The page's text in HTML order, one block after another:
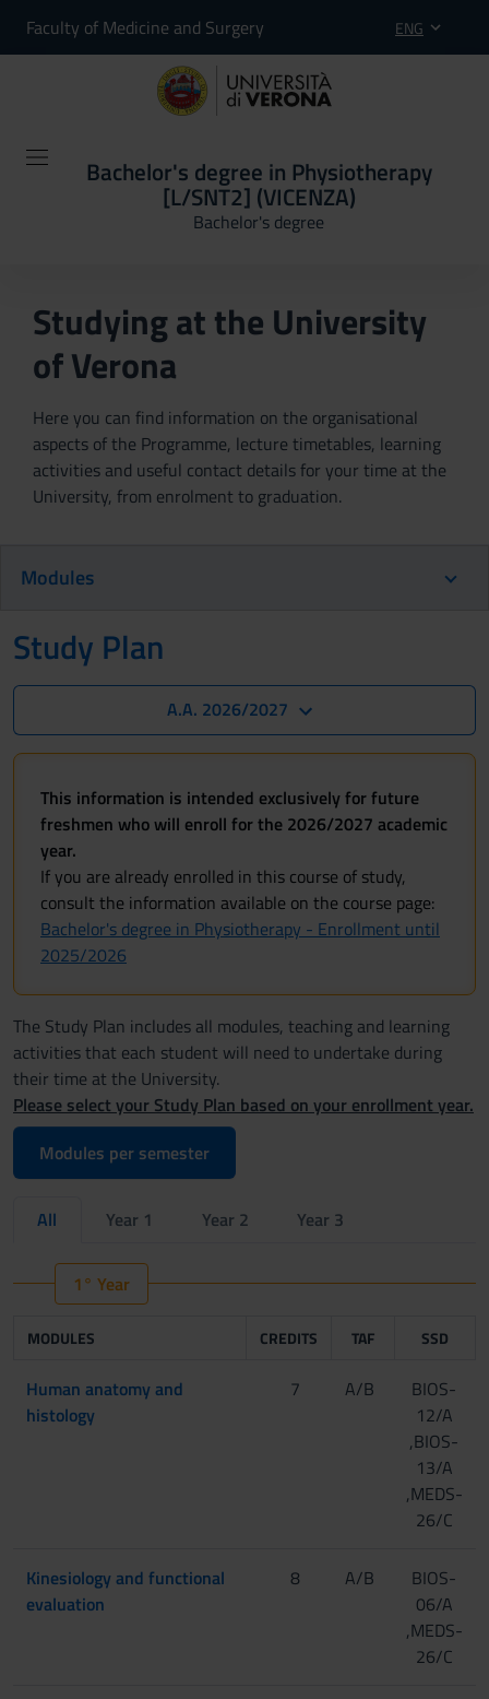
Faculty of Medicine and Surgery ENG
Bachelor's degree in Physiotherapy
[L/SNT2] (VICENZA)
Bachelor's degree
Studying at the University
of Verona
Here you can find information on the organisational
aspects of the Programme, lecture timetables, learning
activities and useful contact details for your time at the
University, from enrolment to graduation.
Modules
Study Plan
A.A. 2026/2027
This information is intended exclusively for future
freshmen who will enroll for the 2026/2027 academic
year.
If you are already enrolled in this course of study,
consult the information available on the course page:
Bachelor's degree in Physiotherapy - Enrollment until
2025/2026
The Study Plan includes all modules, teaching and learning
activities that each student will need to undertake during
their time at the University.
Please select your Study Plan based on your enrollment year.
Modules per semester
All Year 1 Year 2 Year 3
1° Year
MODULES CREDITS TAF SSD
Human anatomy and
histology
7 A/B
BIOS-
12/A
,BIOS-
13/A
,MEDS-
26/C
Kinesiology and functional
evaluation
8 A/B
BIOS-
06/A
,MEDS-
26/C